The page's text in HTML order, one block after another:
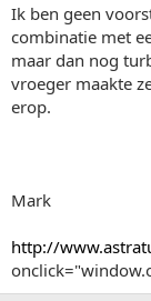
Ik ben geen
combinatie met
maar dan nog
vroeger maakte
erop.
Mark
http://